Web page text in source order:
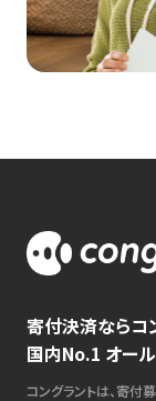
寄付決済ならコ
国内No.1 オー
コングラントは、寄付